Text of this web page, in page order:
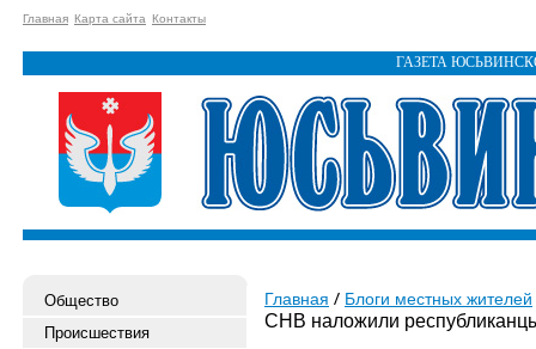
Главная Карта сайта Контакты
ГАЗЕТА
Общество
Происшествия
Главная Блоги местных жителей
СНВ наложили